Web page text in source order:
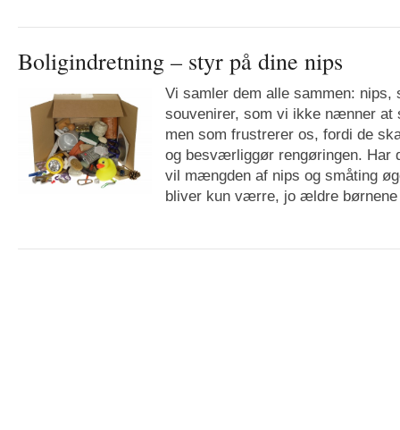
Boligindretning – styr på dine nips
Vi samler dem alle sammen: nips,
souvenirer, som vi ikke nænner at
men som frustrerer os, fordi de
og besværliggør rengøringen. Har
vil mængden af nips og småting
bliver kun værre, jo ældre børnene